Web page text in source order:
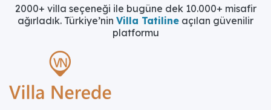
2000+ villa seçeneği ile bugüne dek 10.000+ misafir
ağırladık. Türkiye’nin Villa Tatiline açılan güvenilir
platformu